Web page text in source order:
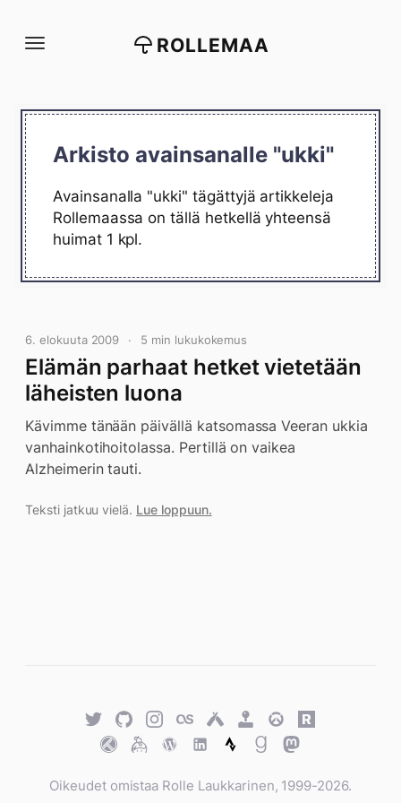
suoraan
ROLLEMAA
Arkisto avainsanalle "ukki"
Avainsanalla "ukki" tägättyjä artikkeleja
Rollemaassa on tällä hetkellä yhteensä
huimat 1 kpl.
6. elokuuta 2009 5 min lukukokemus
Elämän parhaat hetket vietetään
läheisten luona
Kävimme tänään päivällä katsomassa Veeran ukkia
vanhainkotihoitolassa. Pertillä on vaikea
Alzheimerin tauti.
Teksti jatkuu vielä. Lue loppuun.
TwitterGitHubTwitterLast.fmUntappd
Retro
Achievements
Overwatch
Rawg.io
TraktKeybaseWordPress
WordPress
StravaGoodreads
Mastodon
Oikeudet omistaa Rolle Laukkarinen, 1999-2026.